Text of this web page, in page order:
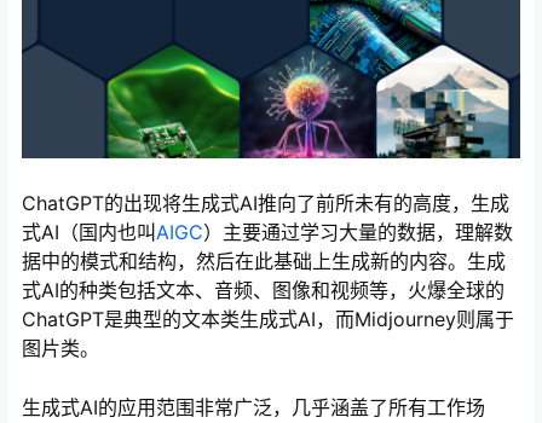
ChatGPT的出现将生成式AI推向了前所未有的高度，生成
式AI（国内也叫AIGC）主要通过学习大量的数据，理解数
据中的模式和结构，然后在此基础上生成新的内容。生成
式AI的种类包括文本、音频、图像和视频等，火爆全球的
ChatGPT是典型的文本类生成式AI，而Midjourney则属于
图片类。
生成式AI的应用范围非常广泛，几乎涵盖了所有工作场